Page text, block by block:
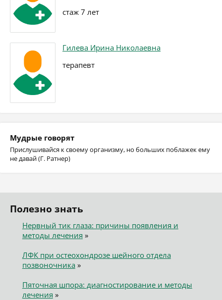
стаж 7 лет
Гилева Ирина Николаевна
терапевт
Мудрые говорят
Прислушивайся к своему организму, но больших поблажек ему
не давай (Г. Ратнер)
Полезно знать
Нервный тик глаза: причины появления и
методы лечения »
ЛФК при остеохондрозе шейного отдела
позвоночника»
Пяточная шпора: диагностирование и методы
лечения »